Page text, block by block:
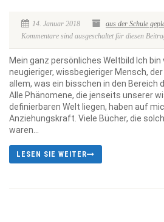
14. Januar 2018 aus der Schule
Kommentare sind ausgeschaltet für diesen
Mein ganz persönliches Weltbild Ich
neugieriger, wissbegieriger Mensch,
allem, was ein bisschen in den Bereich
Alle Phänomene, die jenseits unserer
definierbaren Welt liegen, haben auf
Anziehungskraft. Viele Bücher, die
waren...
LESEN SIE WEITER